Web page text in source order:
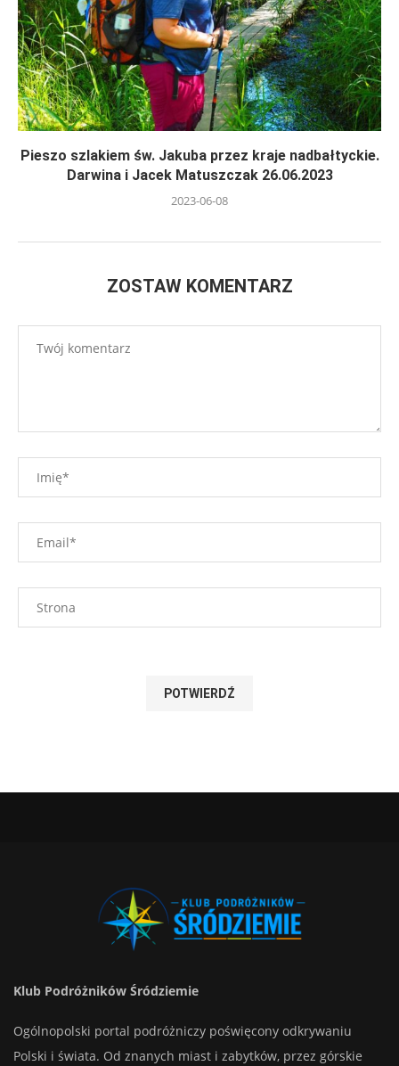
Pieszo szlakiem św. Jakuba przez kraje nadbałtyckie.
Darwina i Jacek Matuszczak 26.06.2023
2023-06-08
ZOSTAW KOMENTARZ
Klub Podróżników Śródziemie
Ogólnopolski portal podróżniczy poświęcony odkrywaniu
Polski i świata. Od znanych miast i zabytków, przez górskie